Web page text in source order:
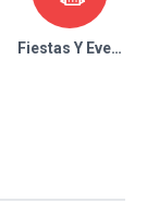
Fiestas Y Eventos